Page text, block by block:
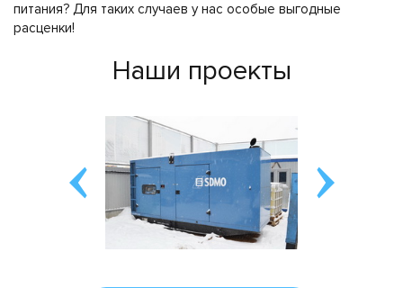
питания? Для таких случаев у нас особые выгодные
расценки!
Наши проекты